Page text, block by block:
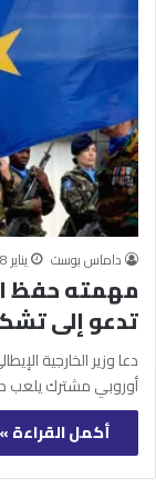
داماس بوست يناير 8, 2024
مهمته حفظ
تدعو إلى
دعا وزير الخارجية
أوروبي مشترك يلعب
أكمل القراءة »